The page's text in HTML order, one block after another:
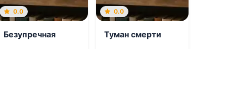
0.0
Безупречная
0.0
Туман смерти